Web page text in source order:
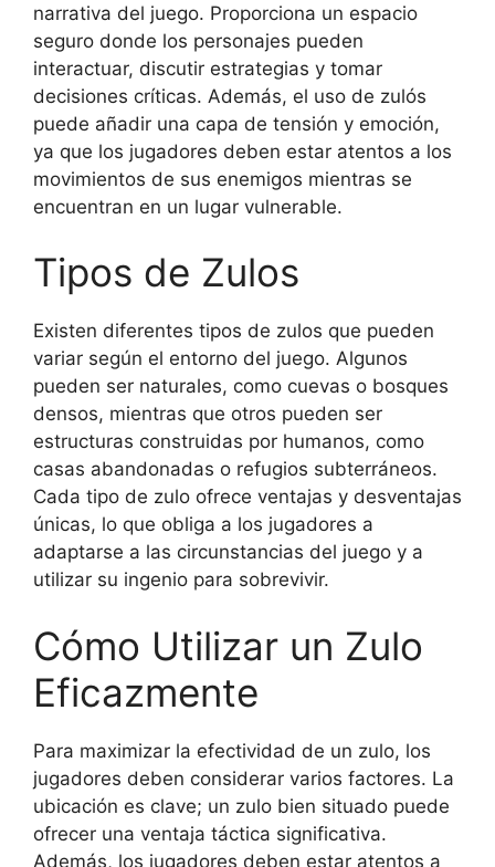
narrativa del juego. Proporciona un espacio
seguro donde los personajes pueden
interactuar, discutir estrategias y tomar
decisiones críticas. Además, el uso de zulós
puede añadir una capa de tensión y emoción,
ya que los jugadores deben estar atentos a los
movimientos de sus enemigos mientras se
encuentran en un lugar vulnerable.
Tipos de Zulos
Existen diferentes tipos de zulos que pueden
variar según el entorno del juego. Algunos
pueden ser naturales, como cuevas o bosques
densos, mientras que otros pueden ser
estructuras construidas por humanos, como
casas abandonadas o refugios subterráneos.
Cada tipo de zulo ofrece ventajas y desventajas
únicas, lo que obliga a los jugadores a
adaptarse a las circunstancias del juego y a
utilizar su ingenio para sobrevivir.
Cómo Utilizar un Zulo
Eficazmente
Para maximizar la efectividad de un zulo, los
jugadores deben considerar varios factores. La
ubicación es clave; un zulo bien situado puede
ofrecer una ventaja táctica significativa.
Además, los jugadores deben estar atentos a